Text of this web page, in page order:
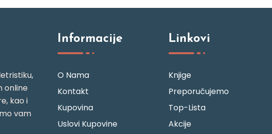
online
kao i
vam
Informacije
O Nama
Kontakt
Kupovina
Uslovi Kupovine
Linkovi
Knjige
Preporučujemo
Top-Lista
Akcije